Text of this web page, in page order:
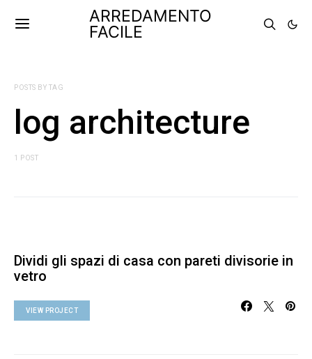
ARREDAMENTO
FACILE
POSTS BY TAG
log architecture
1 POST
Dividi gli spazi di casa con pareti divisorie in
vetro
VIEW PROJECT